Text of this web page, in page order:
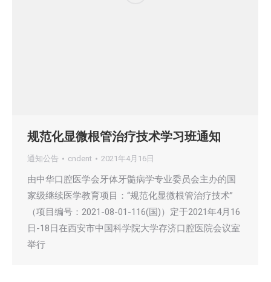
规范化显微根管治疗技术学习班通知
通知公告 cndent 2021年4月16日
由中华口腔医学会牙体牙髓病学专业委员会主办的国
家级继续医学教育项目：“规范化显微根管治疗技术”
（项目编号：2021-08-01-116(国)）定于2021年4月16
日-18日在西安市中国科学院大学存济口腔医院会议室
举行